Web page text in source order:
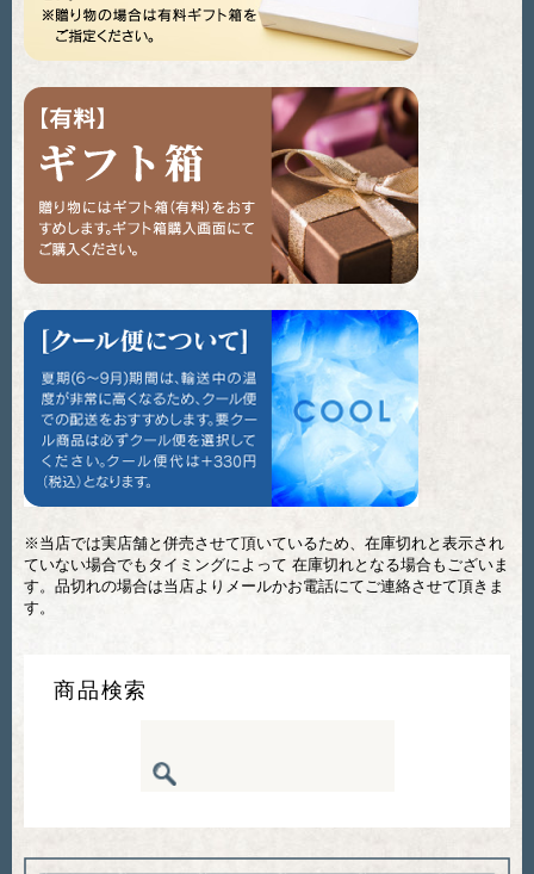
※当店では実店舗と併売させて頂いているため、在庫切れと表示され
ていない場合でもタイミングによって 在庫切れとなる場合もございま
す。品切れの場合は当店よりメールかお電話にてご連絡させて頂きま
す。
商品検索